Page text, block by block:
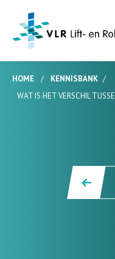
HOME / KENNISBANK /
WAT IS HET VERSCHIL